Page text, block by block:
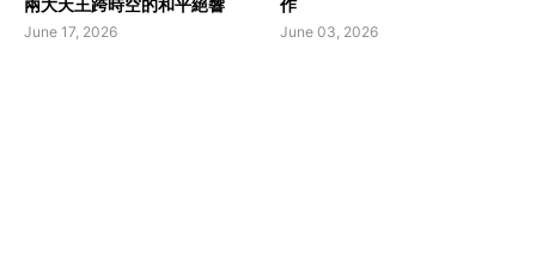
June 17, 2026 June 03, 2026